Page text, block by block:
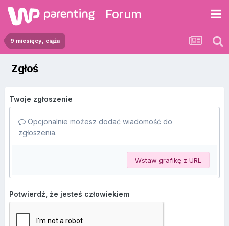
Forum
9 miesięcy, ciąża
Zgłoś
Twoje zgłoszenie
Opcjonalnie możesz dodać wiadomość do
zgłoszenia.
Wstaw grafikę z URL
Potwierdź, że jesteś człowiekiem